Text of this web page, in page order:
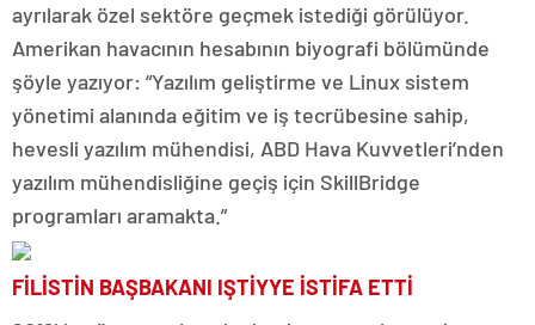
ayrılarak özel sektöre geçmek istediği görülüyor.
Amerikan havacının hesabının biyografi bölümünde
şöyle yazıyor: “Yazılım geliştirme ve Linux sistem
yönetimi alanında eğitim ve iş tecrübesine sahip,
hevesli yazılım mühendisi, ABD Hava Kuvvetleri’nden
yazılım mühendisliğine geçiş için SkillBridge
programları aramakta.”
FİLİSTİN BAŞBAKANI IŞTİYYE İSTİFA ETTİ